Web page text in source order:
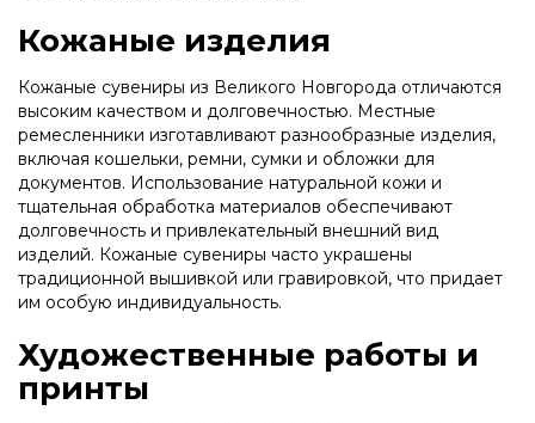
Кожаные изделия
Кожаные сувениры из Великого Новгорода отличаются
высоким качеством и долговечностью. Местные
ремесленники изготавливают разнообразные изделия,
включая кошельки, ремни, сумки и обложки для
документов. Использование натуральной кожи и
тщательная обработка материалов обеспечивают
долговечность и привлекательный внешний вид
изделий. Кожаные сувениры часто украшены
традиционной вышивкой или гравировкой, что придает
им особую индивидуальность.
Художественные работы и
принты